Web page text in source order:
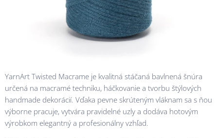
YarnArt Twisted Macrame je kvalitná stáčaná bavlnená šnúra
určená na macramé techniku, háčkovanie a tvorbu štýlových
handmade dekorácií. Vďaka pevne skrúteným vláknam sa s ňou
výborne pracuje, vytvára pravidelné uzly a dodáva hotovým
výrobkom elegantný a profesionálny vzhľad.